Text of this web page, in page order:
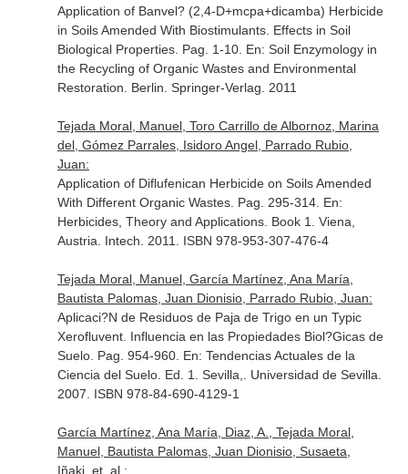
Application of Banvel? (2,4-D+mcpa+dicamba) Herbicide
in Soils Amended With Biostimulants. Effects in Soil
Biological Properties. Pag. 1-10. En: Soil Enzymology in
the Recycling of Organic Wastes and Environmental
Restoration . Berlin. Springer-Verlag. 2011
Tejada Moral, Manuel, Toro Carrillo de Albornoz, Marina
del, Gómez Parrales, Isidoro Angel, Parrado Rubio,
Juan:
Application of Diflufenican Herbicide on Soils Amended
With Different Organic Wastes. Pag. 295-314. En:
Herbicides, Theory and Applications. Book 1
. Viena,
Austria. Intech. 2011. ISBN 978-953-307-476-4
Tejada Moral, Manuel, García Martínez, Ana María,
Bautista Palomas, Juan Dionisio, Parrado Rubio, Juan:
Aplicaci?N de Residuos de Paja de Trigo en un Typic
Xerofluvent. Influencia en las Propiedades Biol?Gicas de
Suelo. Pag. 954-960. En: Tendencias Actuales de la
Ciencia del Suelo. Ed. 1. Sevilla,. Universidad de Sevilla.
2007. ISBN 978-84-690-4129-1
García Martínez, Ana María, Diaz, A., Tejada Moral,
Manuel, Bautista Palomas, Juan Dionisio, Susaeta,
Iñaki, et. al.: